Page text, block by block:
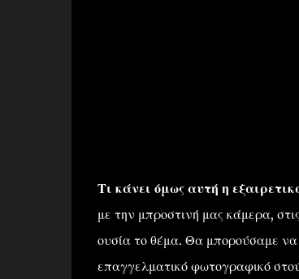
Τι κάνει όμως αυτή η
με την μπροστινή μας κάμερα,
ουσία το θέμα. Θα μπορούσαμε να
επαγγελματικό φωτογραφικό